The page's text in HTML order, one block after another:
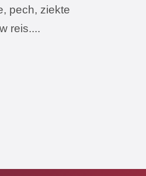
pech, ziekte
reis....